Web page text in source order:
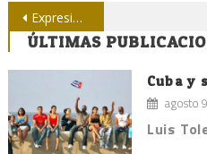
Navegación
de
entradas
Expresión inexacta
ÚLTIMAS
Cuba y
agosto
Luis